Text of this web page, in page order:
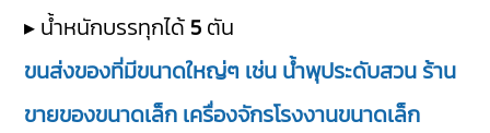
▸ น้ำหนักบรรทุกได้ 5 ตัน
ขนส่งของที่มีขนาดใหญ่ๆ เช่น น้ำพุประดับสวน ร้าน
ขายของขนาดเล็ก เครื่องจักรโรงงานขนาดเล็ก